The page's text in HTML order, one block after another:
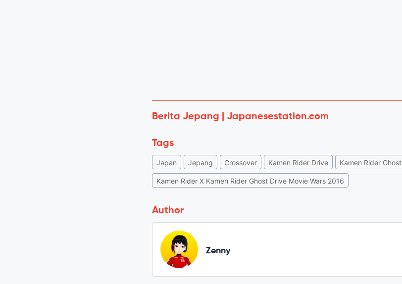
Berita Jepang | Japanesestation.com
Tags
Japan Jepang Crossover Kamen Rider Drive Kamen Rider Ghost
Kamen Rider X Kamen Rider Ghost Drive Movie Wars 2016
Author
Zenny